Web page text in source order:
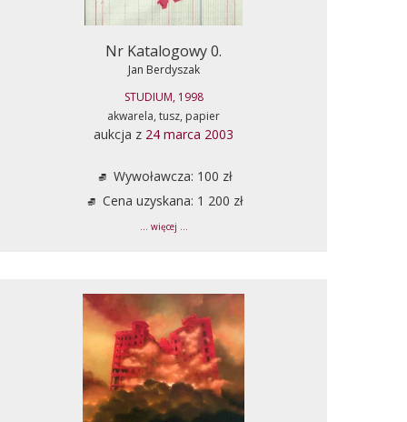
Nr Katalogowy 0.
Jan Berdyszak
STUDIUM, 1998
akwarela, tusz, papier
aukcja z 24 marca 2003
Wywoławcza: 100 zł
Cena uzyskana: 1 200 zł
... więcej ...